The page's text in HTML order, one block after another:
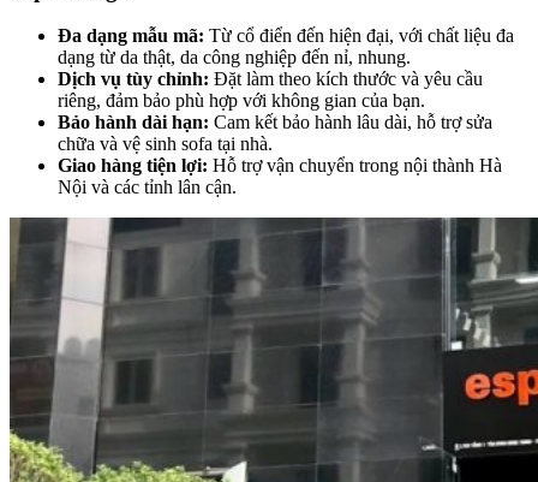
Đa dạng mẫu mã: Từ cổ điển đến hiện đại, với chất liệu đa
dạng từ da thật, da công nghiệp đến nỉ, nhung.
Dịch vụ tùy chỉnh: Đặt làm theo kích thước và yêu cầu
riêng, đảm bảo phù hợp với không gian của bạn.
Bảo hành dài hạn: Cam kết bảo hành lâu dài, hỗ trợ sửa
chữa và vệ sinh sofa tại nhà.
Giao hàng tiện lợi: Hỗ trợ vận chuyển trong nội thành Hà
Nội và các tỉnh lân cận.